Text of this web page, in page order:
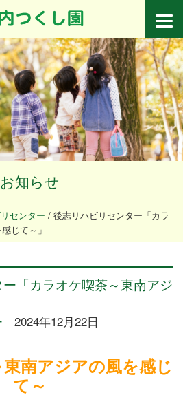
お知らせ
センター / 後志リハビリセンター「カラ
じて～」
「カラオケ喫茶～東南アジ
2024年12月22日
南アジアの風を感じ
て～